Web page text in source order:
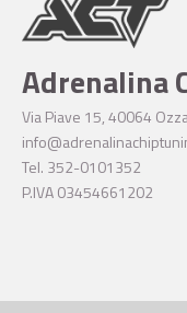
Adrenalina
Via Piave 15, 40064
Tel. 352-0101352
P.IVA 03454661202